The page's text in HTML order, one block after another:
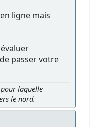
ligne mais
passer votre
laquelle
le nord.